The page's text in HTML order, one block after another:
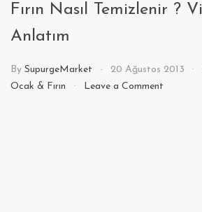
Fırın Nasıl Temizlenir ?
Anlatım
By SupurgeMarket 20 Ağustos 2013
Ocak & Fırın
Leave a Commenton